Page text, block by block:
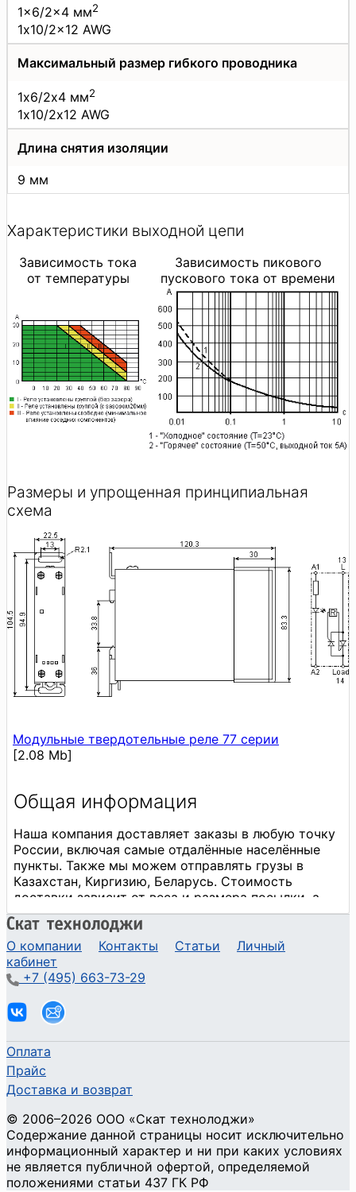
1x6/2x4 мм2
1x10/2x12 AWG
Максимальный размер гибкого проводника
1х6/2х4 мм2
1х10/2х12 AWG
Длина снятия изоляции
9 мм
Характеристики выходной цепи
Зависимость тока
от температуры
Зависимость пикового
пускового тока от времени
Размеры и упрощенная принципиальная
схема
Модульные твердотельные реле 77 серии
[2.08 Mb]
О компании Контакты Статьи
Личный
кабинет
+7 (495) 663-73-29
Оплата
Прайс
Доставка и возврат
© 2006–2026 ООО «Скат технолоджи»
Содержание данной страницы носит исключительно
информационный характер и ни при каких условиях
не является публичной офертой, определяемой
положениями статьи 437 ГК РФ